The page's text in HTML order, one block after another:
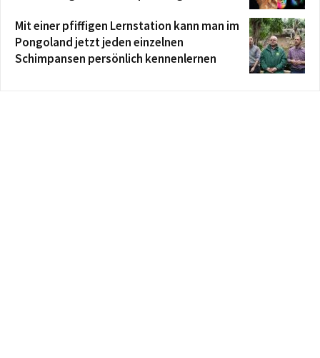
Mit einer pfiffigen Lernstation kann man im
Pongoland jetzt jeden einzelnen
Schimpansen persönlich kennenlernen